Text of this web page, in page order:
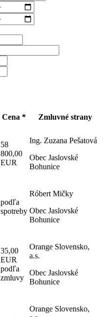
Cena * Zmluvné strany
58
800,00
EUR
Ing. Zuzana Pešatová
Obec Jaslovské
Bohunice
podľa
spotreby
Róbert Mičky
Obec Jaslovské
Bohunice
35,00
EUR
podľa
zmluvy
Orange Slovensko,
a.s.
Obec Jaslovské
Bohunice
Orange Slovensko,